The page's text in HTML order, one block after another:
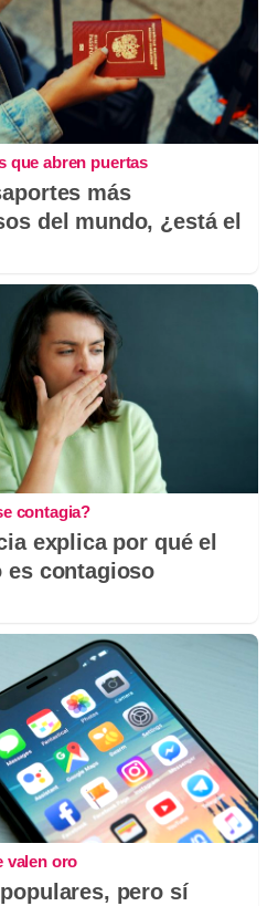
que abren puertas
más
del mundo, ¿está el
contagia?
explica por qué el
es contagioso
valen oro
pero sí